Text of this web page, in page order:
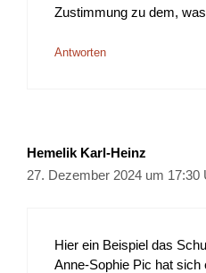
Zustimmung zu dem,
Antworten
Hemelik Karl-Heinz
27. Dezember 2024 um 17:30
Hier ein Beispiel das
Anne-Sophie Pic hat